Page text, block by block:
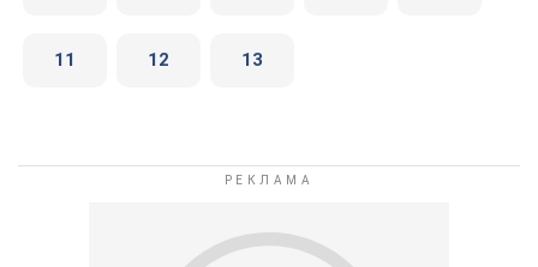
11 12 13